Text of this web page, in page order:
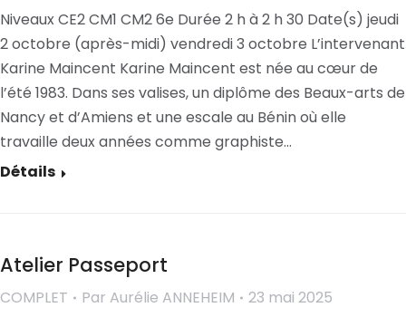
Niveaux CE2 CM1 CM2 6e Durée 2 h à 2 h 30 Date(s) jeudi
2 octobre (après-midi) vendredi 3 octobre L’intervenant
Karine Maincent Karine Maincent est née au cœur de
l’été 1983. Dans ses valises, un diplôme des Beaux-arts de
Nancy et d’Amiens et une escale au Bénin où elle
travaille deux années comme graphiste…
Détails
Atelier Passeport
COMPLET Par Aurélie ANNEHEIM
23 mai 2025